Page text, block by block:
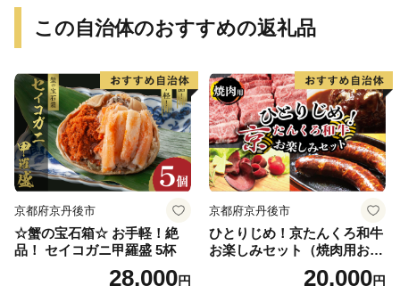
とり ほくほく 生芋 新芋 芋
いも 甘藷 べにはるか スイー
ツ おかず さつまいも 国産 人
量限定 14000円 愛媛県 愛南
町 ミッチーのおみかん畑
も 甘藷 あんのういも スイー
量限定 14000円 愛媛県 愛南
町 ミッチーのおみかん畑
この自治体のおすすめの返礼品
京都府京丹後市
☆蟹の宝石箱☆ お手軽！絶
品！ セイコガニ甲羅盛 5杯
28,000円
京都府京丹後市
ひとりじめ！京たんくろ和牛
お楽しみセット（焼肉用お
肉、ハンバーグ、生ハム、ソ
20,000円